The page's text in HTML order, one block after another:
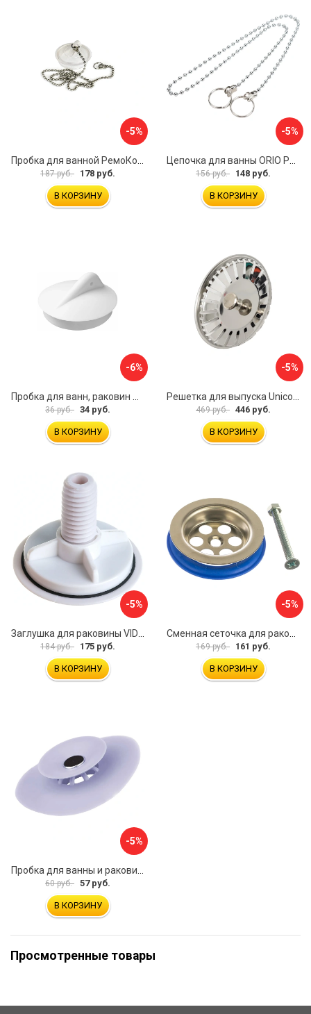
-5%
187 руб. 178 руб.
В КОРЗИНУ
-5%
156 руб. 148 руб.
В КОРЗИНУ
-6%
Пробка для ванн, раковин Профитт 2226391
36 руб. 34 руб.
В КОРЗИНУ
-5%
Решетка для выпуска Unicorn E100
469 руб. 446 руб.
В КОРЗИНУ
-5%
184 руб. 175 руб.
В КОРЗИНУ
-5%
169 руб. 161 руб.
В КОРЗИНУ
-5%
60 руб. 57 руб.
В КОРЗИНУ
Просмотренные товары